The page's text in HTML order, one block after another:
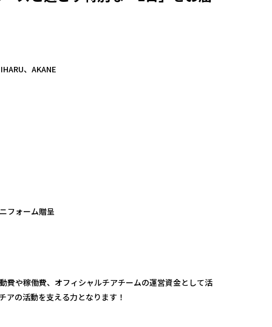
、AKANE
フォーム贈呈
費や稼働費、オフィシャルチアチームの運営資金として活
アの活動を支える力となります！